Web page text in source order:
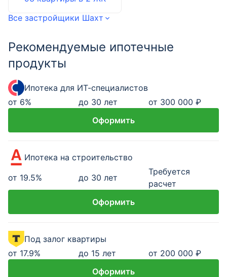
Все застройщики Шахт
Рекомендуемые ипотечные
продукты
Ипотека для ИТ-специалистов
от 6% до 30 лет
от 300 000 ₽
Оформить
Ипотека на строительство
от 19.5% до 30 лет
Требуется
расчет
Оформить
Под залог квартиры
от 17.9% до 15 лет
от 200 000 ₽
Оформить